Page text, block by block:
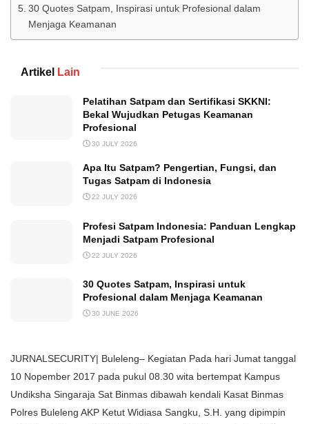
30 Quotes Satpam, Inspirasi untuk Profesional dalam
Menjaga Keamanan
Artikel Lain
Pelatihan Satpam dan Sertifikasi SKKNI:
Bekal Wujudkan Petugas Keamanan
Profesional
30 JULY 2026
Apa Itu Satpam? Pengertian, Fungsi, dan
Tugas Satpam di Indonesia
22 JULY 2026
Profesi Satpam Indonesia: Panduan Lengkap
Menjadi Satpam Profesional
22 JULY 2026
30 Quotes Satpam, Inspirasi untuk
Profesional dalam Menjaga Keamanan
30 JUNE 2026
JURNALSECURITY| Buleleng– Kegiatan Pada hari Jumat tanggal
10 Nopember 2017 pada pukul 08.30 wita bertempat Kampus
Undiksha Singaraja Sat Binmas dibawah kendali Kasat Binmas
Polres Buleleng AKP Ketut Widiasa Sangku, S.H. yang dipimpin